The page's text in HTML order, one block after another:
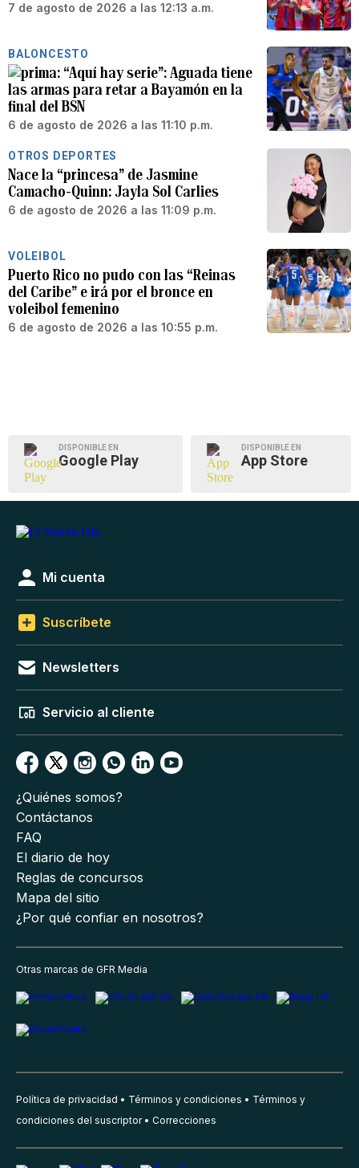
7 de agosto de 2026 a las 12:13 a.m.
BALONCESTO
“Aquí hay serie”: Aguada tiene
las armas para retar a Bayamón en la
final del BSN
6 de agosto de 2026 a las 11:10 p.m.
OTROS DEPORTES
Nace la “princesa” de Jasmine
Camacho-Quinn: Jayla Sol Carlies
6 de agosto de 2026 a las 11:09 p.m.
VOLEIBOL
Puerto Rico no pudo con las “Reinas
del Caribe” e irá por el bronce en
voleibol femenino
6 de agosto de 2026 a las 10:55 p.m.
DISPONIBLE EN
Google Play
DISPONIBLE EN
App Store
Mi cuenta
Suscríbete
Newsletters
Servicio al cliente
¿Quiénes somos?
Contáctanos
FAQ
El diario de hoy
Reglas de concursos
Mapa del sitio
¿Por qué confiar en nosotros?
Otras marcas de GFR Media
Política de privacidad Términos y condiciones
Términos y
condiciones del suscriptor
Correcciones